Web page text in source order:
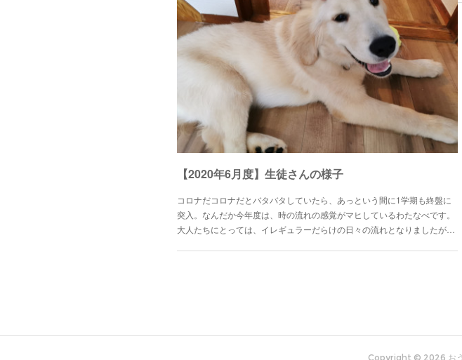
【2020年6月度】生徒さんの様子
コロナだコロナだとバタバタしていたら、あっという間に1学期も終盤に
突入。なんだか今年度は、時の流れの感覚がマヒしているわたなべです。
大人たちにとっては、イレギュラーだらけの日々の流れとなりましたが…
Copyright © 2026 お